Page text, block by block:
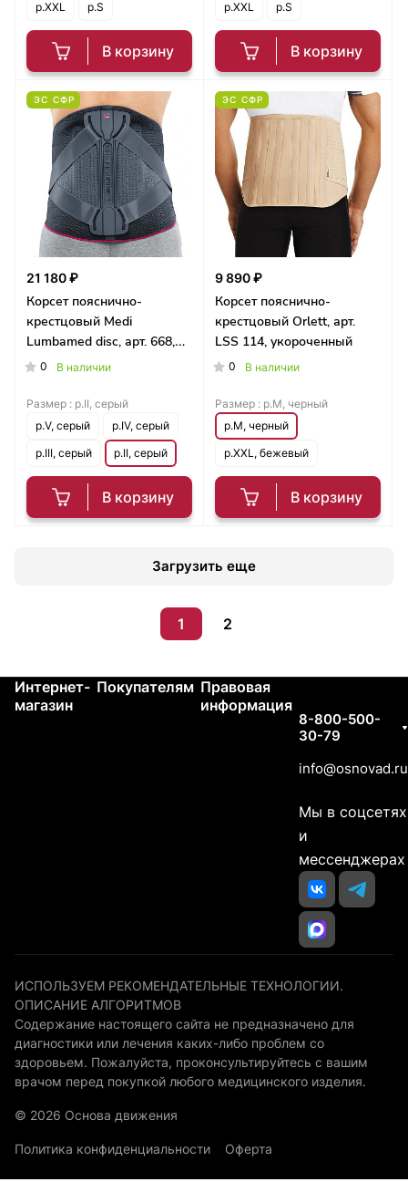
В корзину
р.XXL
р.S
В корзину
р.XXL
р.S
ЭС СФР
21 180 ₽
Корсет пояснично-
крестцовый Medi
Lumbamed disc, арт. 668,
мужской
0 В наличии
В корзину
Размер : р.II, серый
р.V, серый
р.IV, серый
р.III, серый
р.II, серый
ЭС СФР
9 890 ₽
Корсет пояснично-
крестцовый Orlett, арт.
LSS 114, укороченный
0 В наличии
В корзину
Размер : р.M, черный
р.M, черный
р.XXL, бежевый
Загрузить еще
1 2
Интернет-
магазин
Покупателям Правовая
информация
8-800-500-
30-79
info@osnovad.ru
Мы в соцсетях
и
мессенджерах
ИСПОЛЬЗУЕМ РЕКОМЕНДАТЕЛЬНЫЕ ТЕХНОЛОГИИ.
ОПИСАНИЕ АЛГОРИТМОВ
Содержание настоящего сайта не предназначено для
диагностики или лечения каких-либо проблем со
здоровьем. Пожалуйста, проконсультируйтесь с вашим
врачом перед покупкой любого медицинского изделия.
© 2026 Основа движения
Политика конфиденциальности Оферта